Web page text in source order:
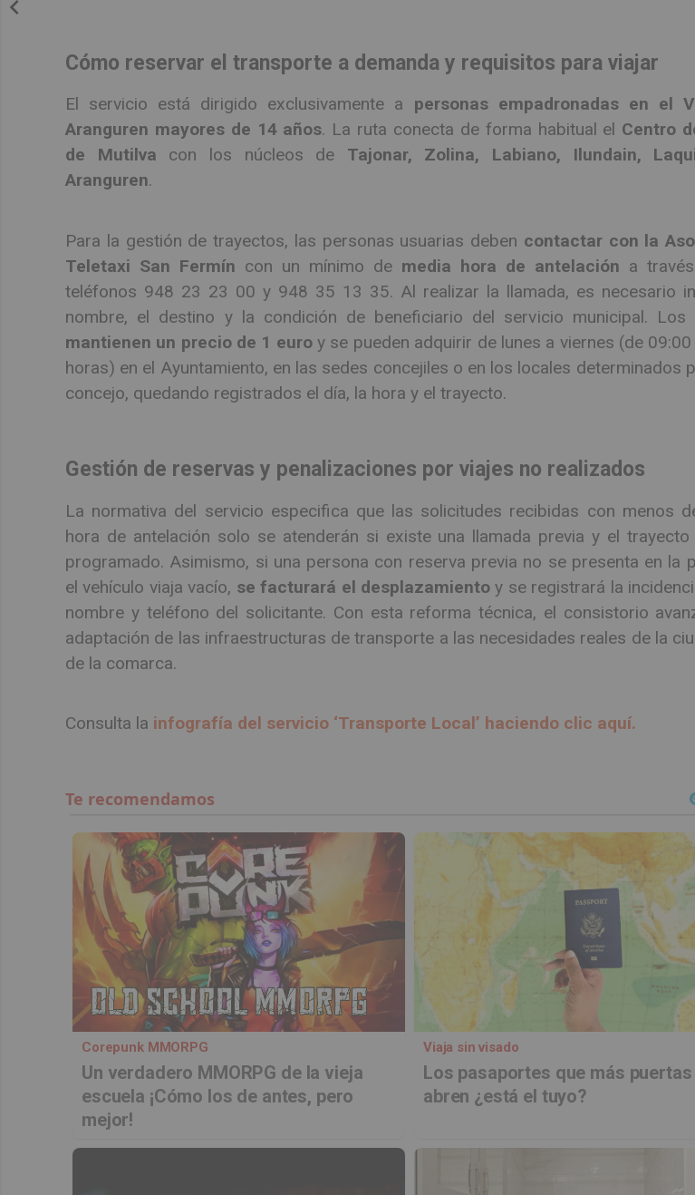
Cómo reservar el transporte a demanda y requisitos para viajar
El servicio está dirigido exclusivamente a personas empadronadas en el
Aranguren mayores de 14 años. La ruta conecta de forma habitual el Centro
de Mutilva con los núcleos de Tajonar, Zolina, Labiano, Ilundain,
Aranguren.
Para la gestión de trayectos, las personas usuarias deben contactar con la
Teletaxi San Fermín con un mínimo de media hora de antelación a
teléfonos 948 23 23 00 y 948 35 13 35. Al realizar la llamada, es necesario
nombre, el destino y la condición de beneficiario del servicio municipal. Los
mantienen un precio de 1 euroy se pueden adquirir de lunes a viernes (de
horas) en el Ayuntamiento, en las sedes concejiles o en los locales determinados
concejo, quedando registrados el día, la hora y el trayecto.
Gestión de reservas y penalizaciones por viajes no realizados
La normativa del servicio especifica que las solicitudes recibidas con menos
hora de antelación solo se atenderán si existe una llamada previa y el trayecto
programado. Asimismo, si una persona con reserva previa no se presenta en la
el vehículo viaja vacío, se facturará el desplazamiento y se registrará la
nombre y teléfono del solicitante. Con esta reforma técnica, el consistorio
adaptación de las infraestructuras de transporte a las necesidades reales de la
de la comarca.
Consulta la infografía del servicio ‘Transporte Local’ haciendo clic aquí.
Corepunk MMORPG
Un verdadero MMORPG de la vieja
escuela ¡Cómo los de antes, pero
mejor!
Viaja sin visado
Los pasaportes que más puertas
abren ¿está el tuyo?